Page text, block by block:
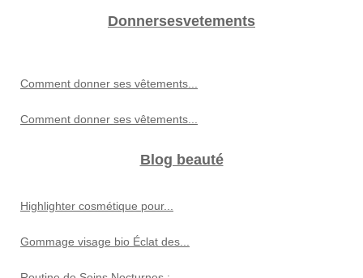
Donnersesvetements
Comment donner ses vêtements...
Comment donner ses vêtements...
Blog beauté
Highlighter cosmétique pour...
Gommage visage bio Éclat des...